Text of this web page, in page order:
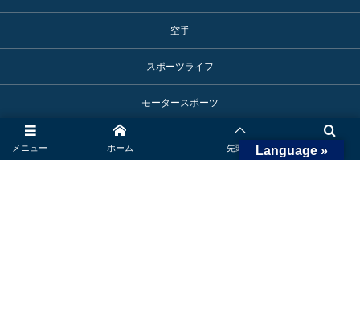
空手
スポーツライフ
モータースポーツ
メニュー 検索
ホーム 先頭へ Language »